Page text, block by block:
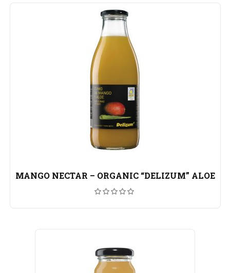
MANGO NECTAR – ORGANIC “DELIZUM” ALOE